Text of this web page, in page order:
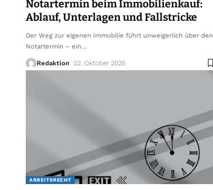
Notartermin beim Immobilienkauf:
Ablauf, Unterlagen und Fallstricke
Der Weg zur eigenen Immobilie führt unweigerlich über den
Notartermin – ein…
Redaktion 22. Oktober 2025
ARBEITSRECHT